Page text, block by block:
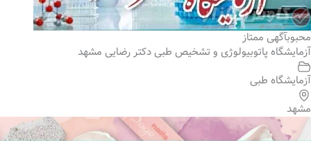
محبوبآگهی ممتاز
آزمایشگاه پاتوبیولوژی و تشخیص طبی دکتر رضایی مشهد
آزمایشگاه طبی
مشهد